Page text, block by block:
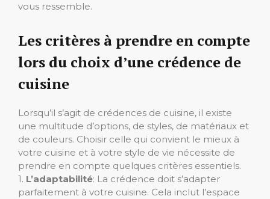
vous ressemble.
Les critères à prendre en compte
lors du choix d’une crédence de
cuisine
Lorsqu’il s’agit de crédences de cuisine, il existe
une multitude d’options, de styles, de matériaux et
de couleurs. Choisir celle qui convient le mieux à
votre cuisine et à votre style de vie nécessite de
prendre en compte quelques critères essentiels.
1. L’adaptabilité: La crédence doit s’adapter
parfaitement à votre cuisine. Cela inclut l’espace